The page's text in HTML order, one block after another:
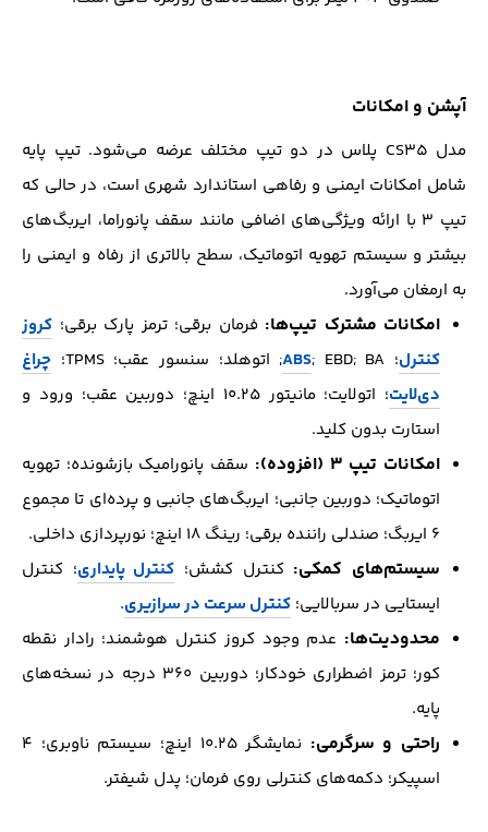
آپشن و امکانات
مدل CS35 پلاس در دو تیپ مختلف عرضه می‌شود. تیپ پایه
شامل امکانات ایمنی و رفاهی استاندارد شهری است، در حالی که
تیپ ۳ با ارائه ویژگی‌های اضافی مانند سقف پانوراما، ایربگ‌های
بیشتر و سیستم تهویه اتوماتیک، سطح بالاتری از رفاه و ایمنی را
به ارمغان می‌آورد.
امکانات مشترک تیپ‌ها: فرمان برقی؛ ترمز پارک برقی؛ کروز
کنترل؛ ABS; EBD; BA; اتوهلد؛ سنسور عقب؛ TPMS؛
چراغ
دی‌لایت
؛ اتولایت؛ مانیتور ۱۰.۲۵ اینچ؛ دوربین عقب؛ ورود و
استارت بدون کلید.
امکانات تیپ ۳ (افزوده):
سقف پانورامیک بازشونده؛ تهویه
اتوماتیک؛ دوربین جانبی؛ ایربگ‌های جانبی و پرده‌ای تا مجموع
۶ ایربگ؛ صندلی راننده برقی؛ رینگ ۱۸ اینچ؛ نورپردازی داخلی.
سیستم‌های کمکی: کنترل کشش؛ کنترل پایداری؛ کنترل
ایستایی در سربالایی؛ کنترل سرعت در سرازیری.
محدودیت‌ها: عدم وجود کروز کنترل هوشمند؛ رادار نقطه
کور؛ ترمز اضطراری خودکار؛ دوربین ۳۶۰ درجه در نسخه‌های
پایه.
راحتی و سرگرمی:
نمایشگر ۱۰.۲۵ اینچ؛ سیستم ناوبری؛ ۴
اسپیکر؛ دکمه‌های کنترلی روی فرمان؛ پدل شیفتر.